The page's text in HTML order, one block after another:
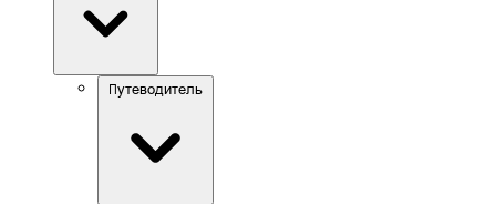
Путеводитель